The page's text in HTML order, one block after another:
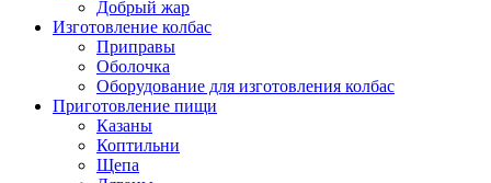
Добрый жар
Изготовление колбас
Приправы
Оболочка
Оборудование для изготовления колбас
Приготовление пищи
Казаны
Коптильни
Щепа